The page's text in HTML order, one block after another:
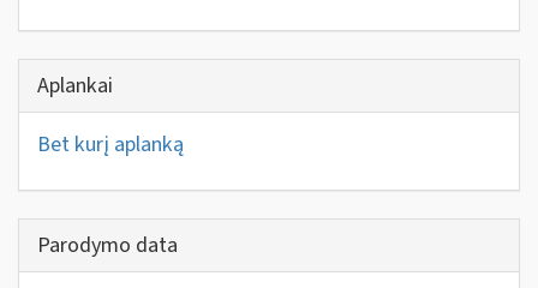
Aplankai
Bet kurį aplanką
Parodymo data